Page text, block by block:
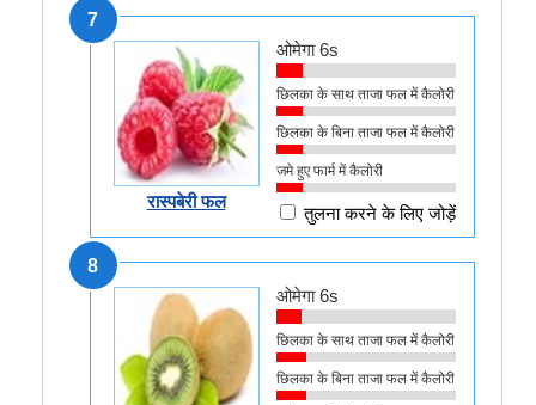
7
रास्पबेरी फल
ओमेगा 6s
छिलका के साथ ताजा फल में कैलोरी
छिलका के बिना ताजा फल में कैलोरी
जमे हुए फार्म में कैलोरी
तुलना करने के लिए जोड़ें
8
ओमेगा 6s
छिलका के साथ ताजा फल में कैलोरी
छिलका के बिना ताजा फल में कैलोरी